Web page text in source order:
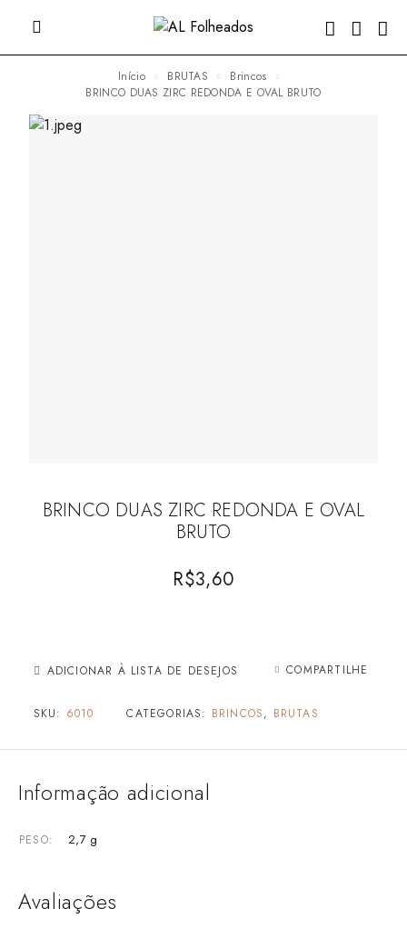
Início BRUTAS
Brincos
BRINCO DUAS ZIRC REDONDA E OVAL BRUTO
BRINCO DUAS ZIRC REDONDA E OVAL
BRUTO
R$3,60
ADICIONAR À LISTA DE DESEJOS COMPARTILHE
SKU: 6010 CATEGORIAS: BRINCOS, BRUTAS
Informação adicional
PESO 2,7 g
Avaliações